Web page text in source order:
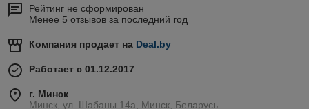
Рейтинг не сформирован
Менее 5 отзывов за последний год
Компания продает на Deal.by
Работает с 01.12.2017
г. Минск
Минск, ул. Шабаны 14а, Минск, Беларусь